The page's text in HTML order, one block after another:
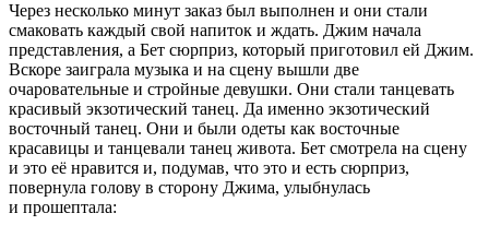
Через несколько минут заказ был выполнен и они стали
смаковать каждый свой напиток и ждать. Джим начала
представления, а Бет сюрприз, который приготовил ей Джим.
Вскоре заиграла музыка и на сцену вышли две
очаровательные и стройные девушки. Они стали танцевать
красивый экзотический танец. Да именно экзотический
восточный танец. Они и были одеты как восточные
красавицы и танцевали танец живота. Бет смотрела на сцену
и это её нравится и, подумав, что это и есть сюрприз,
повернула голову в сторону Джима, улыбнулась
и прошептала: